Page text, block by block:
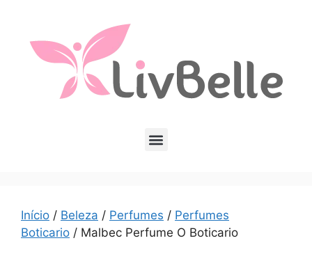
Início / Beleza / Perfumes / Perfumes
Boticario / Malbec Perfume O Boticario